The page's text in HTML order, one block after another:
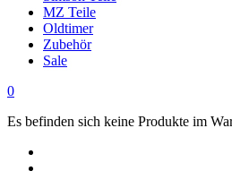
MZ Teile
Oldtimer
Zubehör
Sale
0
Es befinden sich keine Produkte im